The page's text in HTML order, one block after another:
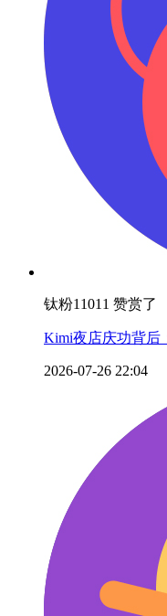
钛粉11011 赞赏了
Kimi夜店庆功背后
2026-07-26 22:04